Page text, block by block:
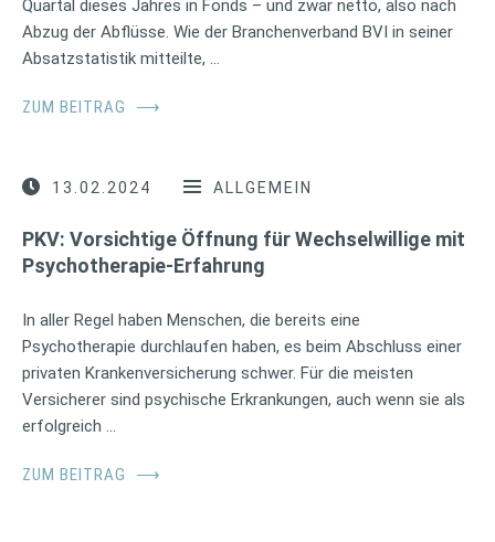
Quartal dieses Jahres in Fonds – und zwar netto, also nach
Abzug der Abflüsse. Wie der Branchenverband BVI in seiner
Absatzstatistik mitteilte, …
ZUM BEITRAG ⟶
13.02.2024 ALLGEMEIN
PKV: Vorsichtige Öffnung für Wechselwillige mit
Psychotherapie-Erfahrung
In aller Regel haben Menschen, die bereits eine
Psychotherapie durchlaufen haben, es beim Abschluss einer
privaten Krankenversicherung schwer. Für die meisten
Versicherer sind psychische Erkrankungen, auch wenn sie als
erfolgreich …
ZUM BEITRAG ⟶